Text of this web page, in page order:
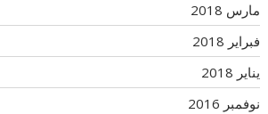
مارس 2018
فبراير 2018
يناير 2018
نوفمبر 2016